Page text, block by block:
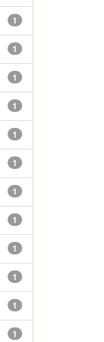
1
1
1
1
1
1
1
1
1
1
1
1